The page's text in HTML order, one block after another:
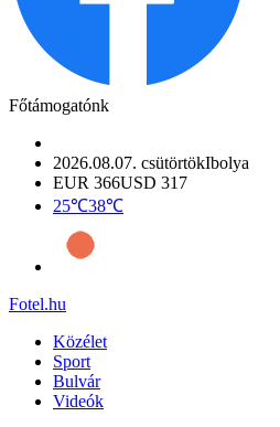
Főtámogatónk
2026.08.07. csütörtökIbolya
EUR 366USD 317
25℃38℃
Fotel.hu
Közélet
Sport
Bulvár
Videók